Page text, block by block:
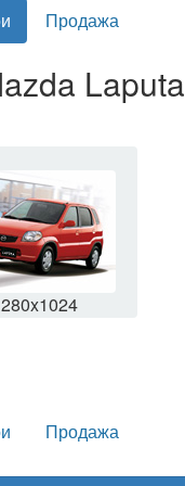
Продажа
Laputa
Продажа